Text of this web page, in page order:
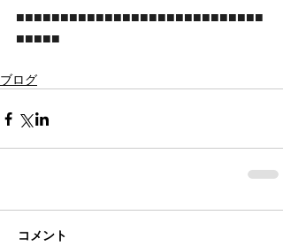
■■■■■■■■■■■■■■■■■■■■■■■■■■■■
■■■■■
ブログ
コメント